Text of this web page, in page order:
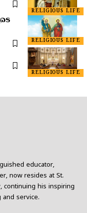
RELIGIOUS LIFE
RELIGIOUS LIFE
RELIGIOUS LIFE
educator,
now resides at St.
continuing his inspiring
service.